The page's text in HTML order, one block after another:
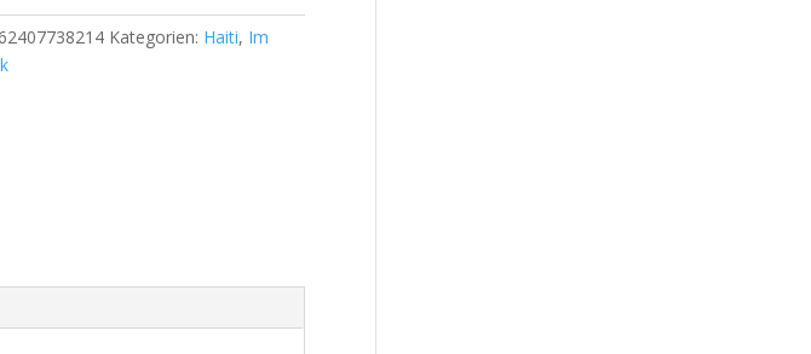
Kategorien: Haiti, Im